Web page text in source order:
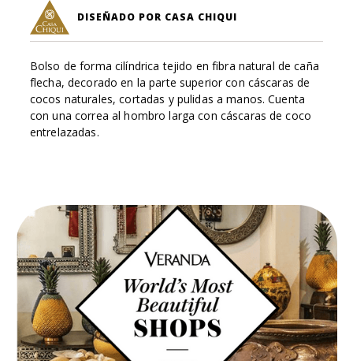
DISEÑADO POR CASA CHIQUI
Bolso de forma cilíndrica tejido en fibra natural de caña
flecha, decorado en la parte superior con cáscaras de
cocos naturales, cortadas y pulidas a manos. Cuenta
con una correa al hombro larga con cáscaras de coco
entrelazadas.